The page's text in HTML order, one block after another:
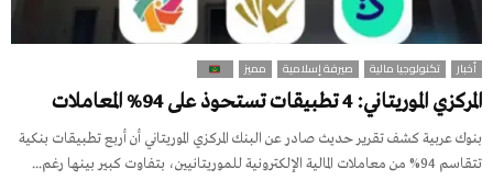
أخبار تكنولوجيا مالية صيرفة إسلامية مميز
المركزي الموريتاني: 4 تطبيقات تستحوذ على 94% المعاملات
بنوك عربية كشف تقرير حديث صادر عن البنك المركزي الموريتاني أن أربع تطبيقات بنكية
تتقاسم 94% من معاملات المالية الإلكترونية للموريتانيين، بتفاوت كبير بينها رغم...